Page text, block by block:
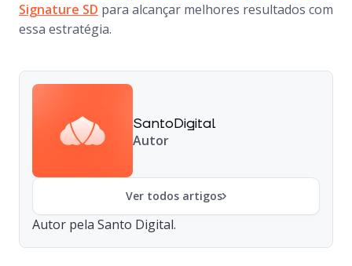
Signature SD para alcançar melhores resultados com
essa estratégia.
SantoDigital
Autor
Ver todos artigos
Autor pela Santo Digital.